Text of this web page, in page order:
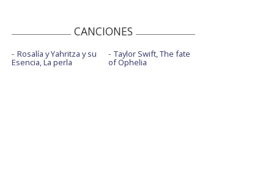
CANCIONES
Rosalía y Yahritza y su
Esencia, La perla
Taylor Swift, The fate
of Ophelia